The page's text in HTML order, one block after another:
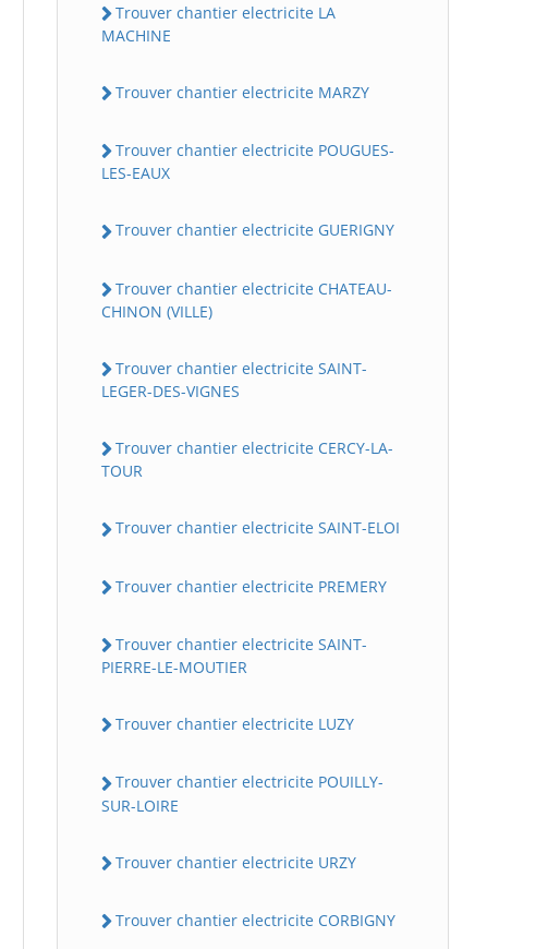
Trouver chantier electricite LA
MACHINE
Trouver chantier electricite MARZY
Trouver chantier electricite POUGUES-
LES-EAUX
Trouver chantier electricite GUERIGNY
Trouver chantier electricite CHATEAU-
CHINON (VILLE)
Trouver chantier electricite SAINT-
LEGER-DES-VIGNES
Trouver chantier electricite CERCY-LA-
TOUR
Trouver chantier electricite SAINT-ELOI
Trouver chantier electricite PREMERY
Trouver chantier electricite SAINT-
PIERRE-LE-MOUTIER
Trouver chantier electricite LUZY
Trouver chantier electricite POUILLY-
SUR-LOIRE
Trouver chantier electricite URZY
Trouver chantier electricite CORBIGNY